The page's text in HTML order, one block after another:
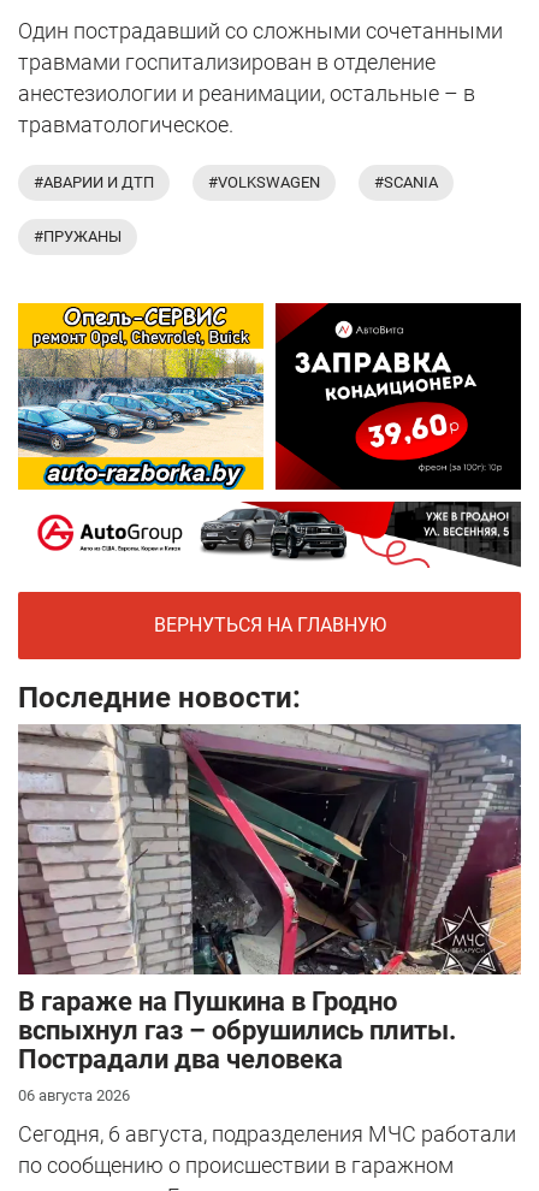
Один пострадавший со сложными сочетанными
травмами госпитализирован в отделение
анестезиологии и реанимации, остальные – в
травматологическое.
#АВАРИИ И ДТП #VOLKSWAGEN #SCANIA
#ПРУЖАНЫ
ВЕРНУТЬСЯ НА ГЛАВНУЮ
Последние новости:
В гараже на Пушкина в Гродно
вспыхнул газ – обрушились плиты.
Пострадали два человека
06 августа 2026
Сегодня, 6 августа, подразделения МЧС работали
по сообщению о происшествии в гаражном